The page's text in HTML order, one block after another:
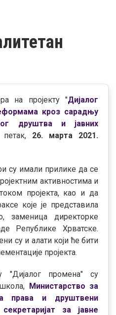
на пројекту "Дијалог
кроз сарадњу
друштва и јавних
26. марта 2021.
су имали прилике да се
активностима и
пројекта, као и да
које је представила
заменица директорке
Републике Хрватске.
су и алати који ће бити
пројекта.
"Дијалог промена" су
Министарство за
права и друштвени
за јавне